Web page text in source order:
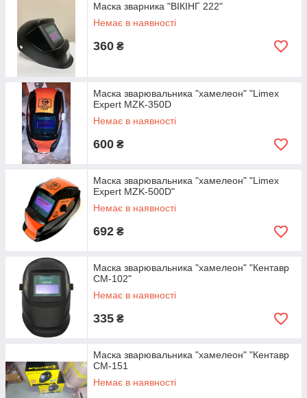
Маска зварника "ВІКІНГ 222"
Немає в наявності
360 ₴
Маска зварювальника "хамелеон" "Limex
Expert MZK-350D
Немає в наявності
600 ₴
Маска зварювальника "хамелеон" "Limex
Expert MZK-500D"
Немає в наявності
692 ₴
Маска зварювальника "хамелеон" "Кентавр
СМ-102"
Немає в наявності
335 ₴
Маска зварювальника "хамелеон" "Кентавр
СМ-151
Немає в наявності